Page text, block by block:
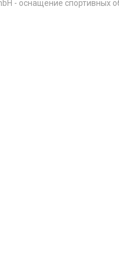
- оснащение спортивных